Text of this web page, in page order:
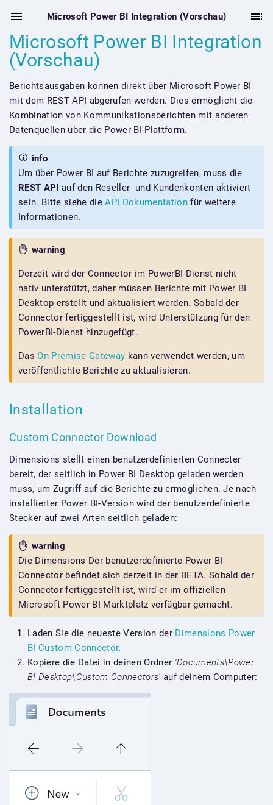
Microsoft Power BI Integration (Vorschau)
Microsoft Power BI Integration
(Vorschau)
Berichtsausgaben können direkt über Microsoft Power BI
mit dem REST API abgerufen werden. Dies ermöglicht die
Kombination von Kommunikationsberichten mit anderen
Datenquellen über die Power BI-Plattform.
info
Um über Power BI auf Berichte zuzugreifen, muss die
REST API auf den Reseller- und Kundenkonten aktiviert
sein. Bitte siehe dieAPI Dokumentationfür weitere
Informationen.
warning
Derzeit wird der Connector im PowerBI-Dienst nicht
nativ unterstützt, daher müssen Berichte mit Power BI
Desktop erstellt und aktualisiert werden. Sobald der
Connector fertiggestellt ist, wird Unterstützung für den
PowerBI-Dienst hinzugefügt.
DasOn-Premise Gateway kann verwendet werden, um
veröffentlichte Berichte zu aktualisieren.
Installation
Custom Connector Download
Dimensions stellt einen benutzerdefinierten Connecter
bereit, der seitlich in Power BI Desktop geladen werden
muss, um Zugriff auf die Berichte zu ermöglichen. Je nach
installierter Power BI-Version wird der benutzerdefinierte
Stecker auf zwei Arten seitlich geladen:
warning
Die Dimensions Der benutzerdefinierte Power BI
Connector befindet sich derzeit in der BETA. Sobald der
Connector fertiggestellt ist, wird er im offiziellen
Microsoft Power BI Marktplatz verfügbar gemacht.
Laden Sie die neueste Version der Dimensions Power
BI Custom Connector.
Kopiere die Datei in deinen Ordner 'Documents\Power
BI Desktop\Custom Connectors' auf deinem Computer: